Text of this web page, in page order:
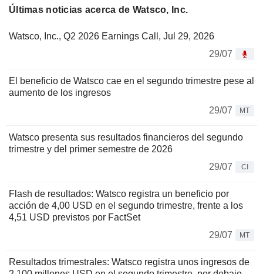
Últimas noticias acerca de Watsco, Inc.
Watsco, Inc., Q2 2026 Earnings Call, Jul 29, 2026
29/07
El beneficio de Watsco cae en el segundo trimestre pese al
aumento de los ingresos
29/07
MT
Watsco presenta sus resultados financieros del segundo
trimestre y del primer semestre de 2026
29/07
CI
Flash de resultados: Watsco registra un beneficio por
acción de 4,00 USD en el segundo trimestre, frente a los
4,51 USD previstos por FactSet
29/07
MT
Resultados trimestrales: Watsco registra unos ingresos de